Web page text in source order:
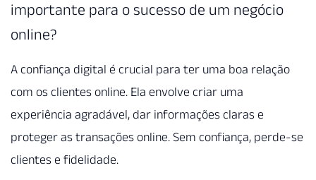
importante para o sucesso de um negócio
online?
A confiança digital é crucial para ter uma boa relação
com os clientes online. Ela envolve criar uma
experiência agradável, dar informações claras e
proteger as transações online. Sem confiança, perde-se
clientes e fidelidade.